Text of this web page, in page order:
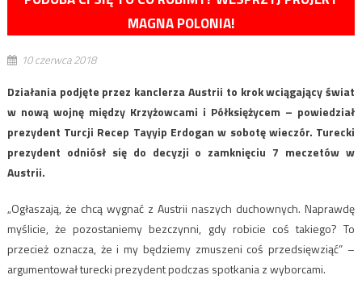
MAGNA POLONIA!
10 czerwca 2018
Działania podjęte przez kanclerza Austrii to krok wciągający świat
w nową wojnę między Krzyżowcami i Półksiężycem – powiedział
prezydent Turcji Recep Tayyip Erdogan w sobotę wieczór. Turecki
prezydent odniósł się do decyzji o zamknięciu 7 meczetów w
Austrii.
„Ogłaszają, że chcą wygnać z Austrii naszych duchownych. Naprawdę
myślicie, że pozostaniemy bezczynni, gdy robicie coś takiego? To
przecież oznacza, że i my będziemy zmuszeni coś przedsięwziąć” –
argumentował turecki prezydent podczas spotkania z wyborcami.